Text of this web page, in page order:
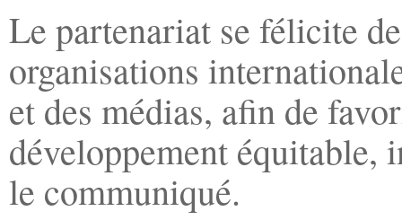
Le partenariat se félicite
organisations
et des médias, afin de
développement
le communiqué.